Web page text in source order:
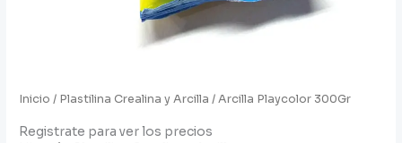
Inicio / Plastilina Crealina y Arcilla / Arcilla Playcolor 300Gr
Registrate para ver los precios